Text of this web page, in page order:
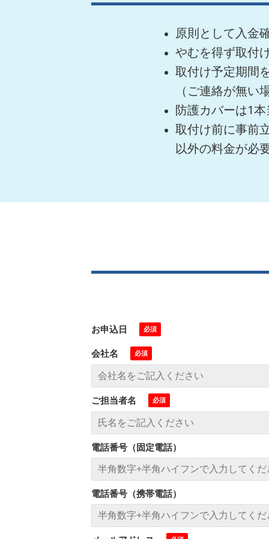
原則として入金
やむを得ず取付
取付け予定期間
（ご連絡が無
防護カバーは1
取付け前に事前
以外の料金が必
お申込日
会社名
ご担当者名
電話番号（固定電話）
電話番号（携帯電話）